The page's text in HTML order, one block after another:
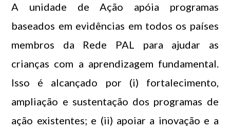
A unidade de Ação apóia programas
baseados em evidências em todos os países
membros da Rede PAL para ajudar as
crianças com a aprendizagem fundamental.
Isso é alcançado por (i) fortalecimento,
ampliação e sustentação dos programas de
ação existentes; e (ii) apoiar a inovação e a